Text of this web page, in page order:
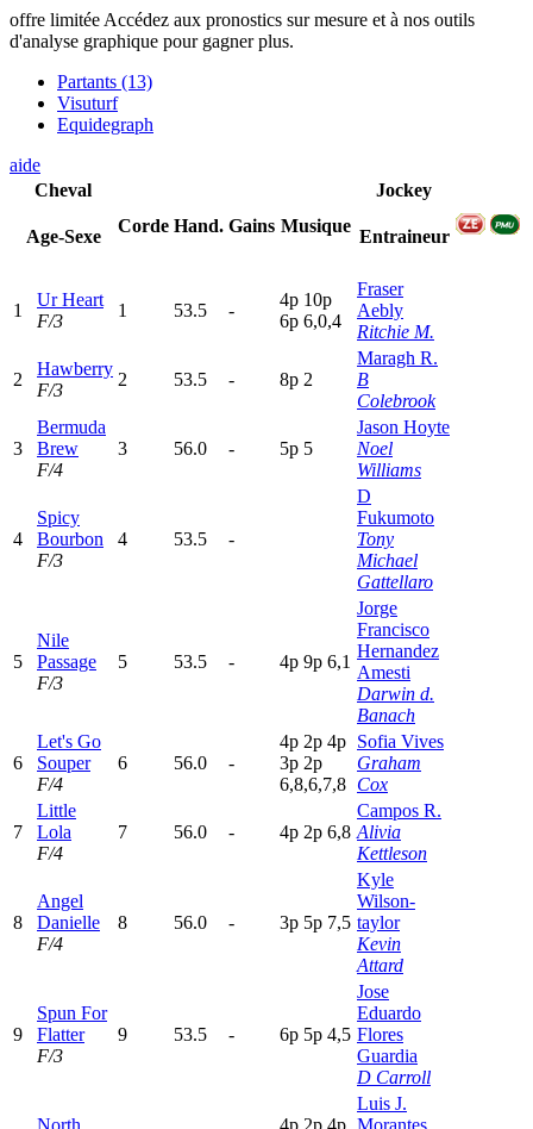
offre limitée Accédez aux pronostics sur mesure et à nos outils
d'analyse graphique pour gagner plus.
Partants (13)
Visuturf
Equidegraph
aide
Cheval
Age-Sexe
Corde Hand. Gains Musique
Jockey
Entraineur
1
Ur Heart
F/3
1 53.5 -
4p 10p
6p 6,0,4
Fraser
Aebly
Ritchie M.
2
Hawberry
F/3
2 53.5 - 8p 2
Maragh R.
B
Colebrook
3
Bermuda
Brew
F/4
3 56.0 - 5p 5
Jason Hoyte
Noel
Williams
4
Spicy
Bourbon
F/3
4 53.5 -
D
Fukumoto
Tony
Michael
Gattellaro
5
Nile
Passage
F/3
5 53.5 - 4p 9p 6,1
Jorge
Francisco
Hernandez
Amesti
Darwin d.
Banach
6
Let's Go
Souper
F/4
6 56.0 -
4p 2p 4p
3p 2p
6,8,6,7,8
Sofia Vives
Graham
Cox
7
Little
Lola
F/4
7 56.0 - 4p 2p 6,8
Campos R.
Alivia
Kettleson
8
Angel
Danielle
F/4
8 56.0 - 3p 5p 7,5
Kyle
Wilson-
taylor
Kevin
Attard
9
Spun For
Flatter
F/3
9 53.5 - 6p 5p 4,5
Jose
Eduardo
Flores
Guardia
D Carroll
North 4p 2p 4p
Luis J.
Morantes